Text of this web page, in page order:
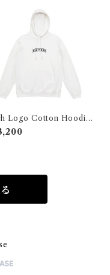
Cotton Hoodie